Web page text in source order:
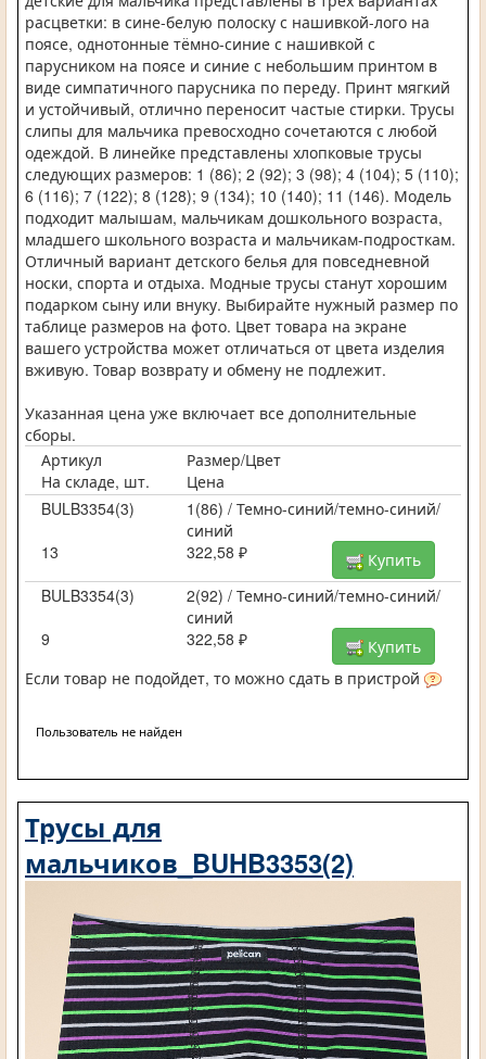
расцветки: в сине-белую полоску с нашивкой-лого на
поясе, однотонные тёмно-синие с нашивкой с
парусником на поясе и синие с небольшим принтом в
виде симпатичного парусника по переду. Принт мягкий
и устойчивый, отлично переносит частые стирки. Трусы
слипы для мальчика превосходно сочетаются с любой
одеждой. В линейке представлены хлопковые трусы
следующих размеров: 1 (86); 2 (92); 3 (98); 4 (104); 5 (110);
6 (116); 7 (122); 8 (128); 9 (134); 10 (140); 11 (146). Модель
подходит малышам, мальчикам дошкольного возраста,
младшего школьного возраста и мальчикам-подросткам.
Отличный вариант детского белья для повседневной
носки, спорта и отдыха. Модные трусы станут хорошим
подарком сыну или внуку. Выбирайте нужный размер по
таблице размеров на фото. Цвет товара на экране
вашего устройства может отличаться от цвета изделия
вживую. Товар возврату и обмену не подлежит.
Указанная цена уже включает все дополнительные
сборы.
Артикул
Размер/Цвет
На складе, шт.
Цена
BULB3354(3)
1(86) / Темно-синий/темно-синий/
синий
13
322,58 ₽
Купить
BULB3354(3)
2(92) / Темно-синий/темно-синий/
синий
9
322,58 ₽
Купить
Если товар не подойдет, то можно сдать в пристрой
Пользователь не найден
Трусы для
мальчиков_BUHB3353(2)